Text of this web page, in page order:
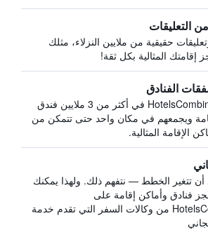
التعليقات
حقيقية من ملايين النزلاء، مثلك
إقامتك المثالية بكل ثقة!
الفنادق
يبحث HotelsCombined في أكثر من 3 ملايين فندق
ويجمعهم في مكان واحد حتى تتمكن من
الإقامة المثالية.
أن تتغير الخطط — نتفهم ذلك. ولهذا يمكنك
فنادق وأماكن إقامة على
HotelsCombined من وكالات السفر التي تقدم خدمة